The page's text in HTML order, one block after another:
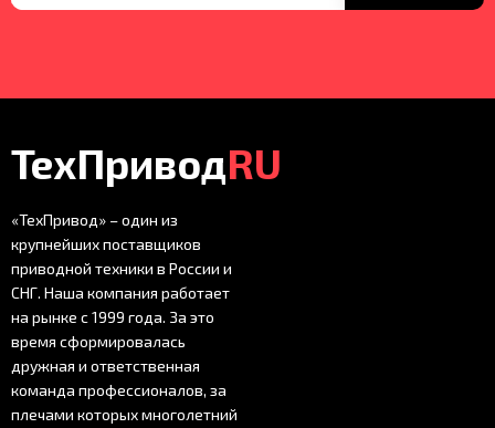
ТехПриводRU
«ТехПривод» – один из
крупнейших поставщиков
приводной техники в России и
СНГ. Наша компания работает
на рынке с 1999 года. За это
время сформировалась
дружная и ответственная
команда профессионалов, за
плечами которых многолетний